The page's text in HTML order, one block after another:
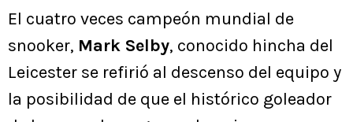
El cuatro veces campeón mundial de
snooker, Mark Selby, conocido hincha del
Leicester se refirió al descenso del equipo y
la posibilidad de que el histórico goleador